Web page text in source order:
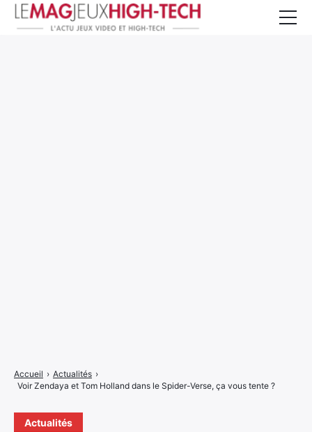
Actualités
Accueil › Actualités ›
Voir Zendaya et Tom Holland dans le Spider-Verse, ça vous tente ?